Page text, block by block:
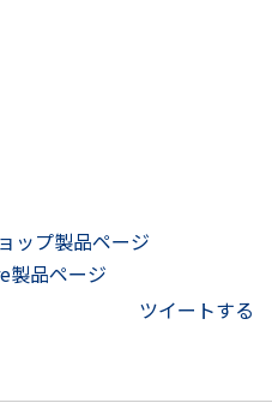
ップ製品ページ
製品ページ
ツイートする